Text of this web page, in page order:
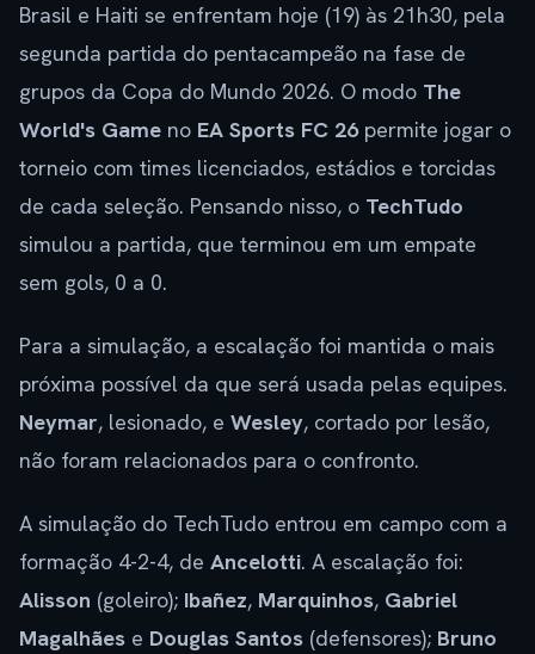
Brasil e Haiti se enfrentam hoje (19) às 21h30, pela
segunda partida do pentacampeão na fase de
grupos da Copa do Mundo 2026. O modo The
World's Game no EA Sports FC 26permite jogar o
torneio com times licenciados, estádios e torcidas
de cada seleção. Pensando nisso, o TechTudo
simulou a partida, que terminou em um empate
sem gols, 0 a 0.
Para a simulação, a escalação foi mantida o mais
próxima possível da que será usada pelas equipes.
Neymar, lesionado, e Wesley, cortado por lesão,
não foram relacionados para o confronto.
A simulação do TechTudo entrou em campo com a
formação 4-2-4, de Ancelotti. A escalação foi:
Alisson (goleiro); Ibañez, Marquinhos, Gabriel
Magalhães e Douglas Santos (defensores); Bruno